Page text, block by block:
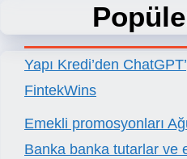
Yapı Kredi’den
FintekWins
Emekli promosyonları
Banka banka tutarlar ve